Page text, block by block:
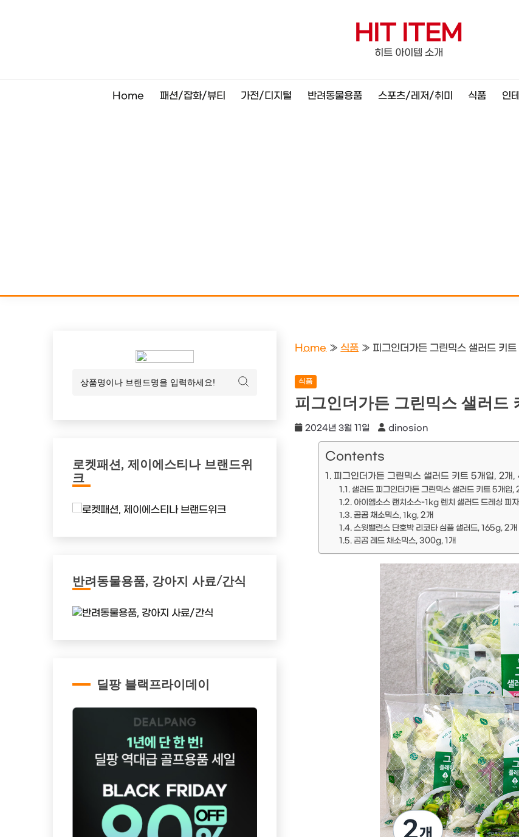
HIT ITEM
히트 아이템 소개
Home 패션/잡화/뷰티 가전/디지털 반려동물용품 스포츠/레저/취미 식품 인
Home » 식품 » 피그인더가든 그린믹스 샐러드 키
식품
피그인더가든 그린믹스 샐러
2024년 3월 11일 dinosion
Contents
피그인더가든 그린믹스 샐러드 키트 5개입, 2
샐러드 피그인더가든 그린믹스 샐러드 키트 5개
아이엠소스 랜치소스-1kg 렌치 샐러드 드레싱 피
곰곰 채소믹스, 1kg, 2개
스윗밸런스 단호박 리코타 심플 샐러드, 165g, 2개
곰곰 레드 채소믹스, 300g, 1개
로켓패션, 제이에스티나 브랜드위
크
반려동물용품, 강아지 사료/간식
딜팡 블랙프라이데이